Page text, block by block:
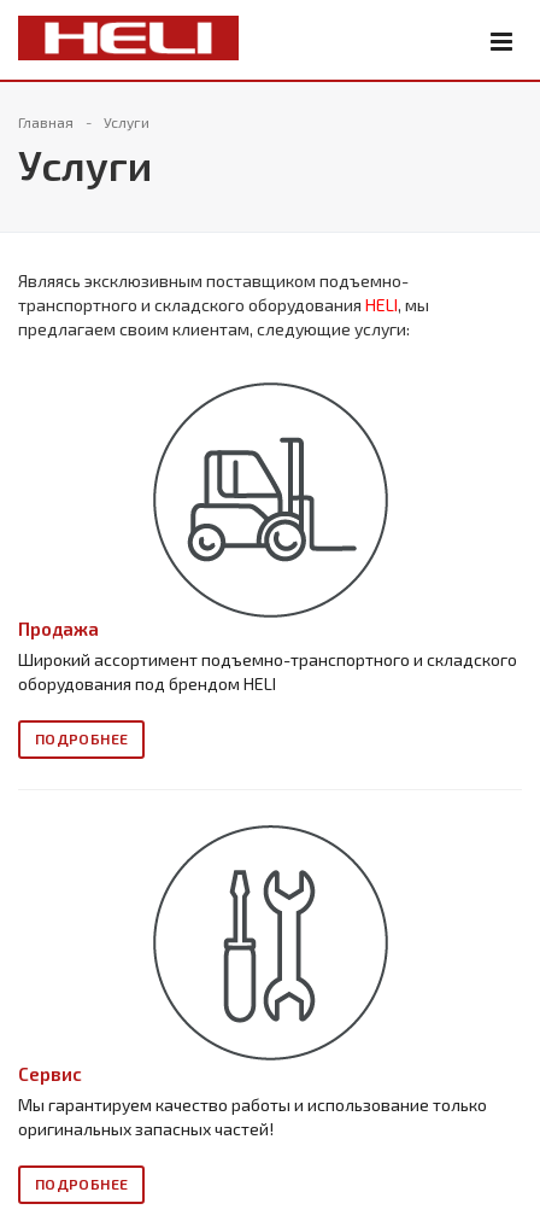
Главная Услуги
Услуги
Являясь эксклюзивным поставщиком подъемно-
транспортного и складского оборудования HELI, мы
предлагаем своим клиентам, следующие услуги:
Продажа
Широкий ассортимент подъемно-транспортного и складского
оборудования под брендом HELI
ПОДРОБНЕЕ
Сервис
Мы гарантируем качество работы и использование только
оригинальных запасных частей!
ПОДРОБНЕЕ